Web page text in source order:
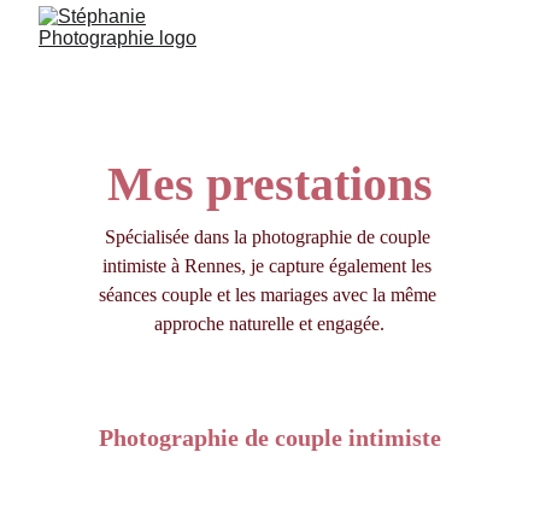
Mes prestations
Spécialisée dans la photographie de couple
intimiste à Rennes, je capture également les
séances couple et les mariages avec la même
approche naturelle et engagée.
Photographie de couple intimiste